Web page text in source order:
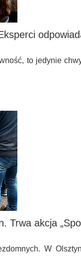
to jedynie
Trwa akcja
W